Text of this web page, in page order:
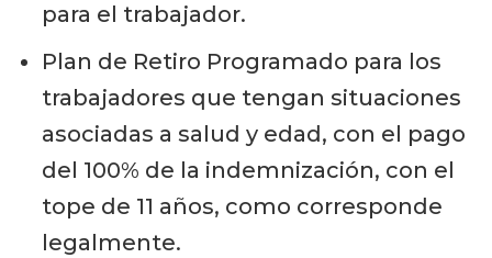
para el trabajador.
Plan de Retiro Programado para los
trabajadores que tengan situaciones
asociadas a salud y edad, con el pago
del 100% de la indemnización, con el
tope de 11 años, como corresponde
legalmente.